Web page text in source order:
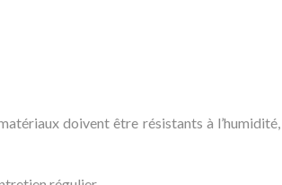
doivent être résistants à